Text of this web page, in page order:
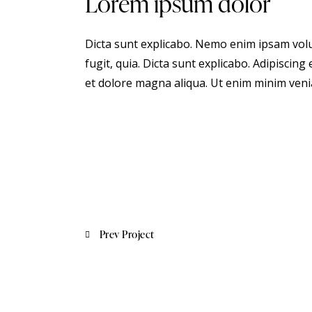
Dicta sunt explicabo. Nemo enim ipsam
fugit, quia. Dicta sunt explicabo.
et dolore magna aliqua. Ut enim minim
Prev Project